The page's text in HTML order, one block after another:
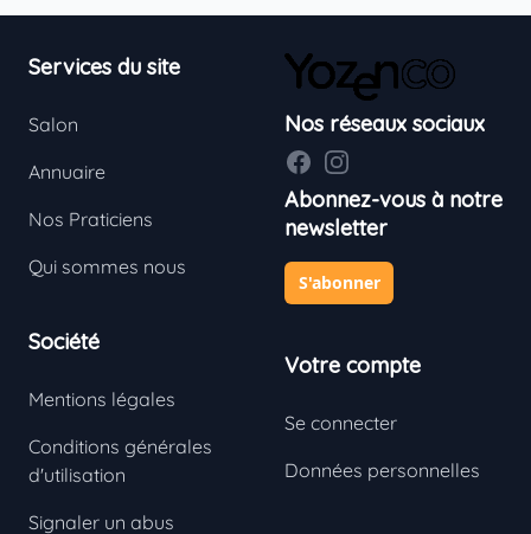
Services du site
Salon
Annuaire
Nos Praticiens
Qui sommes nous
Société
Mentions légales
Conditions générales
d'utilisation
Signaler un abus
Nos réseaux sociaux
FacebookInstagram
Abonnez-vous à notre
newsletter
S'abonner
Votre compte
Se connecter
Données personnelles